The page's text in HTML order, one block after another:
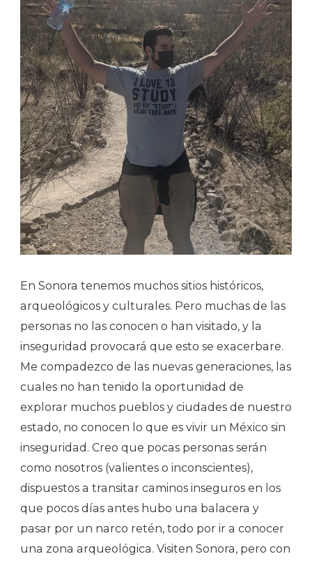
En Sonora tenemos muchos sitios históricos,
arqueológicos y culturales. Pero muchas de las
personas no las conocen o han visitado, y la
inseguridad provocará que esto se exacerbare.
Me compadezco de las nuevas generaciones, las
cuales no han tenido la oportunidad de
explorar muchos pueblos y ciudades de nuestro
estado, no conocen lo que es vivir un México sin
inseguridad. Creo que pocas personas serán
como nosotros (valientes o inconscientes),
dispuestos a transitar caminos inseguros en los
que pocos días antes hubo una balacera y
pasar por un narco retén, todo por ir a conocer
una zona arqueológica. Visiten Sonora, pero con